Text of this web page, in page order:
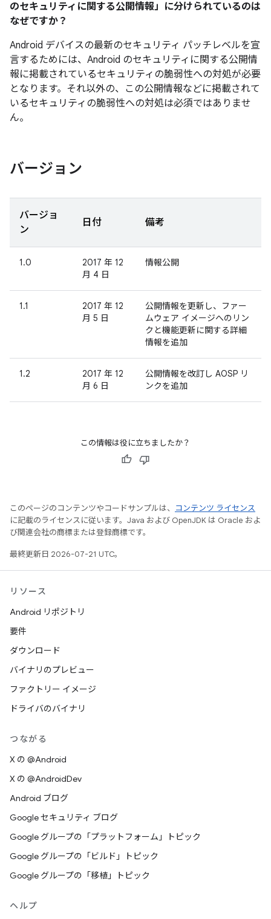
のセキュリティに関する公開情報」に分けられているのは
なぜですか？
Android デバイスの最新のセキュリティ パッチレベルを宣
言するためには、Android のセキュリティに関する公開情
報に掲載されているセキュリティの脆弱性への対処が必要
となります。それ以外の、この公開情報などに掲載されて
いるセキュリティの脆弱性への対処は必須ではありませ
ん。
バージョン
バージョ
ン
日付 備考
1.0
2017 年 12
月 4 日
情報公開
1.1
2017 年 12
月 5 日
公開情報を更新し、ファー
ムウェア イメージへのリン
クと機能更新に関する詳細
情報を追加
1.2
2017 年 12
月 6 日
公開情報を改訂し AOSP リ
ンクを追加
この情報は役に立ちましたか？
このページのコンテンツやコードサンプルは、
コンテンツ ライセンス
に記載のライセンスに従います。Java および OpenJDK は Oracle およ
び関連会社の商標または登録商標です。
最終更新日 2026-07-21 UTC。
リソース
Android リポジトリ
要件
ダウンロード
バイナリのプレビュー
ファクトリー イメージ
ドライバのバイナリ
つながる
X の @Android
X の @AndroidDev
Android ブログ
Google セキュリティ ブログ
Google グループの「プラットフォーム」トピック
Google グループの「ビルド」トピック
Google グループの「移植」トピック
ヘルプ